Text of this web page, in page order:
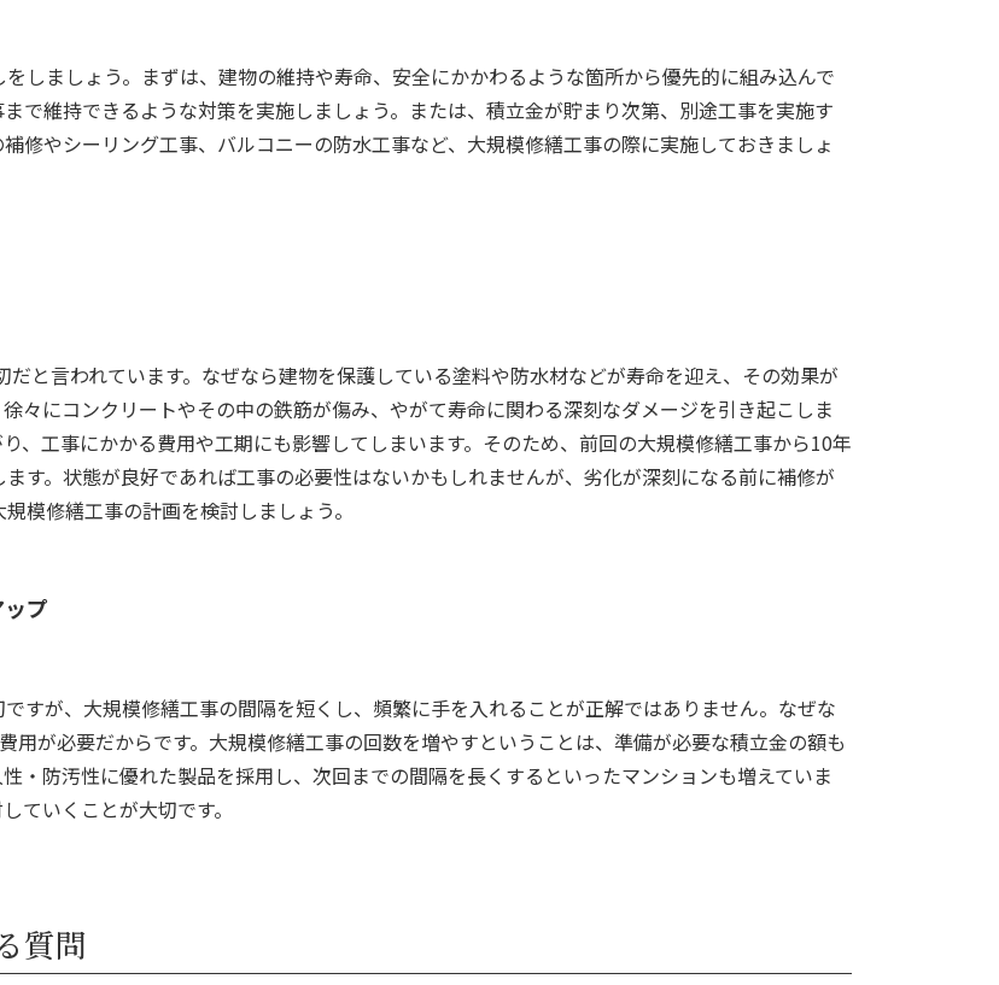
しましょう。まずは、 建物の維持や寿命、安全にかかわるような箇所から優先的に組み込んで
で維持できるような対策を実施しましょう。または、積立金が貯まり次第、別途工事を実施す
修やシーリング工事、バルコニーの防水工事など、大規模修繕工事の際に実施しておきましょ
と言われています。なぜなら建物を保護している塗料や防水材などが寿命を迎え、その効果が
々にコンクリートやその中の鉄筋が傷み、やがて寿命に関わる深刻なダメージを引き起こしま
、工事にかかる費用や工期にも影響してしまいます。そのため、 前回の大規模修繕工事から10年
す。 状態が良好であれば工事の必要性はないかもしれませんが、劣化が深刻になる前に補修が
模修繕工事の計画を検討しましょう。
プ
すが、大規模修繕工事の間隔を短くし、頻繁に手を入れることが正解ではありません。なぜな
用が必要だからです。大規模修繕工事の回数を増やすということは、準備が必要な積立金の額も
・防汚性に優れた製品を採用し、次回までの間隔を長くするといったマンションも増えていま
ていくことが大切です。
質問